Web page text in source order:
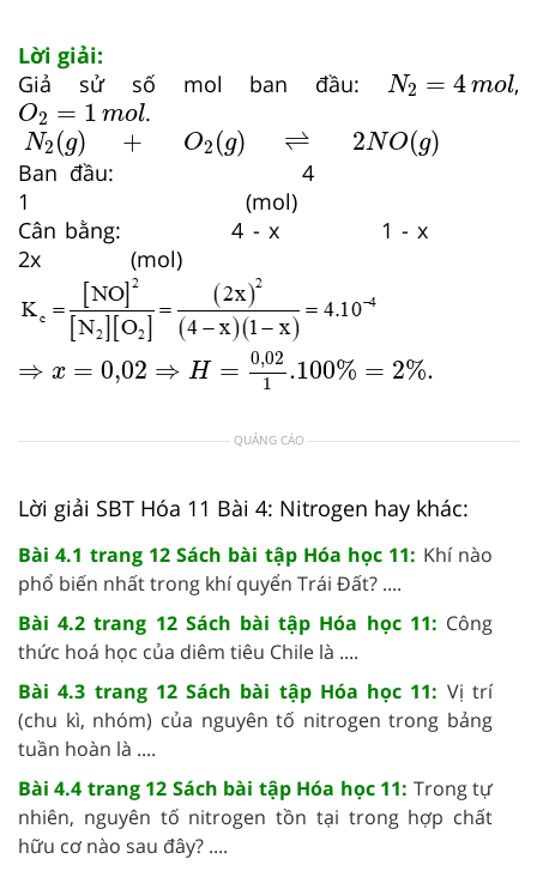
Lời giải:
Giả sử số mol ban đầu: N2 = 4mol
N2 mol ,
O2 = 1 mol
O2 1mol .
N2 (g) + O2 (g) ⇌ 2NO(g)
N2(g) + O2 ( ) 2NO(g
Ban đầu: 4
1 (mol)
Cân bằng: 4 - x 1 - x
2x (mol)
⇒ x = 0,02 ⇒ H = 0,02
1
.100% = 2%.
0,02 ⇒H 0,02 1.100 2
QUẢNG CÁO
Lời giải SBT Hóa 11 Bài 4: Nitrogen hay khác:
Bài 4.1 trang 12 Sách bài tập Hóa học 11: Khí nào
phổ biến nhất trong khí quyển Trái Đất? ....
Bài 4.2 trang 12 Sách bài tập Hóa học 11: Công
thức hoá học của diêm tiêu Chile là ....
Bài 4.3 trang 12 Sách bài tập Hóa học 11: Vị trí
(chu kì, nhóm) của nguyên tố nitrogen trong bảng
tuần hoàn là ....
Bài 4.4 trang 12 Sách bài tập Hóa học 11: Trong tự
nhiên, nguyên tố nitrogen tồn tại trong hợp chất
hữu cơ nào sau đây? ....